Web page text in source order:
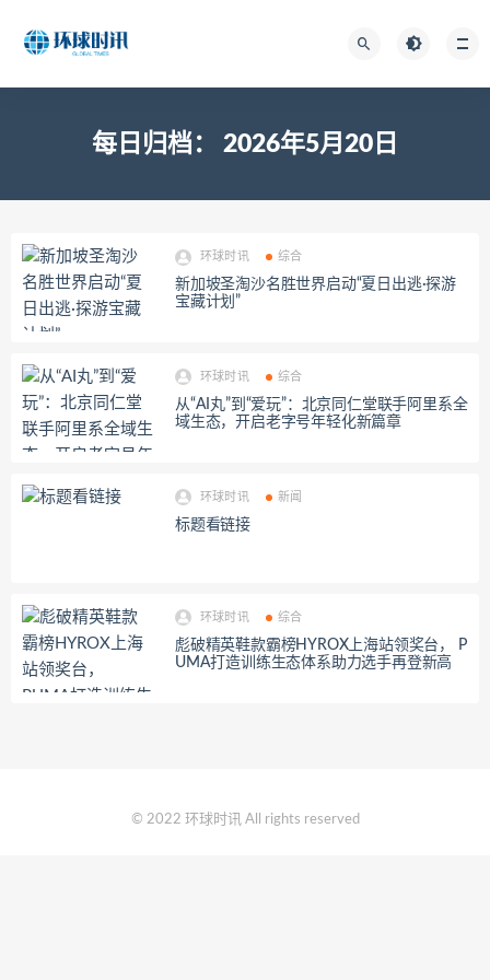
每日归档： 2026年5月20日
环球时讯 综合
新加坡圣淘沙名胜世界启动“夏日出逃·探游
宝藏计划”
环球时讯 综合
从“AI丸”到“爱玩”：北京同仁堂联手阿里系全
域生态，开启老字号年轻化新篇章
环球时讯 新闻
标题看链接
环球时讯 综合
彪破精英鞋款霸榜HYROX上海站领奖台， P
UMA打造训练生态体系助力选手再登新高
© 2022 环球时讯 All rights reserved